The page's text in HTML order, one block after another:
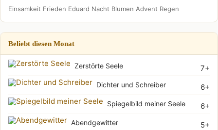
Einsamkeit Frieden Eduard Nacht Blumen Advent Regen
Beliebt diesen Monat
7+
Zerstörte Seele
6+
Dichter und Schreiber
6+
Spiegelbild meiner Seele
5+
Abendgewitter